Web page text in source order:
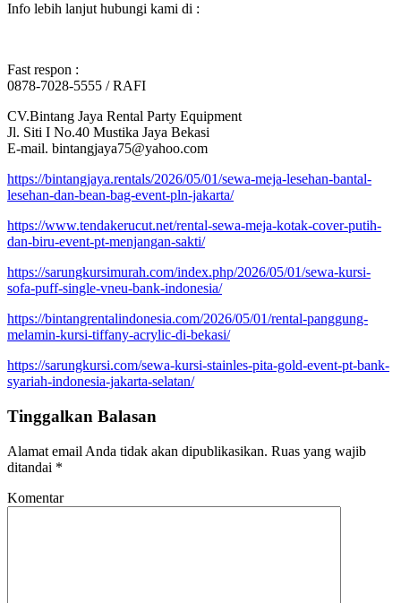
Info lebih lanjut hubungi kami di :
Fast respon :
0878-7028-5555 / RAFI
CV.Bintang Jaya Rental Party Equipment
Jl. Siti I No.40 Mustika Jaya Bekasi
E-mail. bintangjaya75@yahoo.com
https://bintangjaya.rentals/2026/05/01/sewa-meja-lesehan-bantal-
lesehan-dan-bean-bag-event-pln-jakarta/
https://www.tendakerucut.net/rental-sewa-meja-kotak-cover-putih-
dan-biru-event-pt-menjangan-sakti/
https://sarungkursimurah.com/index.php/2026/05/01/sewa-kursi-
sofa-puff-single-vneu-bank-indonesia/
https://bintangrentalindonesia.com/2026/05/01/rental-panggung-
melamin-kursi-tiffany-acrylic-di-bekasi/
https://sarungkursi.com/sewa-kursi-stainles-pita-gold-event-pt-bank-
syariah-indonesia-jakarta-selatan/
Tinggalkan Balasan
Alamat email Anda tidak akan dipublikasikan. Ruas yang wajib
ditandai *
Komentar